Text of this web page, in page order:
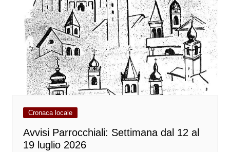
Cronaca locale
Avvisi Parrocchiali: Settimana dal 12 al
19 luglio 2026